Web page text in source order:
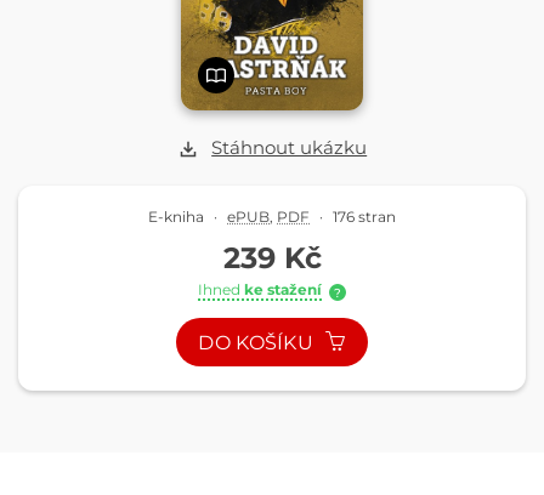
Stáhnout ukázku
E-kniha · ePUB, PDF · 176 stran
239 Kč
Ihned ke stažení ?
DO KOŠÍKU